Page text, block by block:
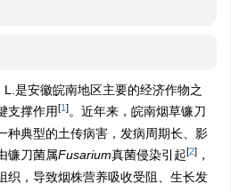
L.是安徽皖南地区主要的经济作物之
支撑作用[1]。近年来，皖南烟草镰刀
种典型的土传病害，发病周期长、影
镰刀菌属Fusarium真菌侵染引起[2] ，
织，导致烟株营养吸收受阻、生长发